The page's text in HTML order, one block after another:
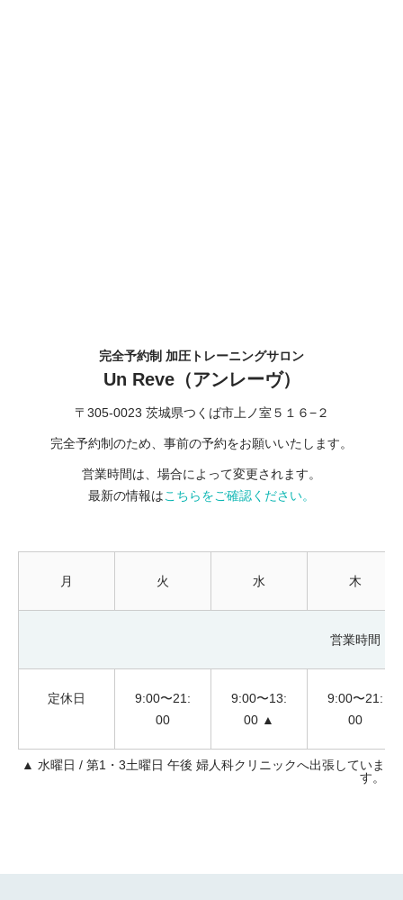
完全予約制 加圧トレーニングサロン
Un Reve（アンレーヴ）
〒305-0023 茨城県つくば市上ノ室５１６−２
完全予約制のため、事前の予約をお願いいたします。
営業時間は、場合によって変更されます。
最新の情報はこちらをご確認ください。
月 火 水 木
営業時間
定休日
9:00〜21:
00
9:00〜13:
00 ▲
9:00〜21:
00
▲ 水曜日 / 第1・3土曜日 午後 婦人科クリニックへ出張していま
す。